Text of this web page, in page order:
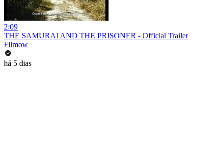
2:09
THE SAMURAI AND THE PRISONER - Official Trailer
Filmow
há 5 dias